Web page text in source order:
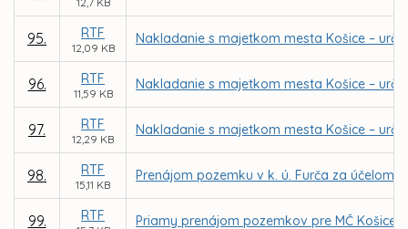
95. RTF
12,09 KB
Nakladanie s majetkom mesta Košice –
96. RTF
11,59 KB
Nakladanie s majetkom mesta Košice –
97. RTF
12,29 KB
Nakladanie s majetkom mesta Košice –
98. RTF
15,11 KB
Prenájom pozemku v k. ú. Furča za účelom
99. RTF Priamy prenájom pozemkov pre MČ Košice